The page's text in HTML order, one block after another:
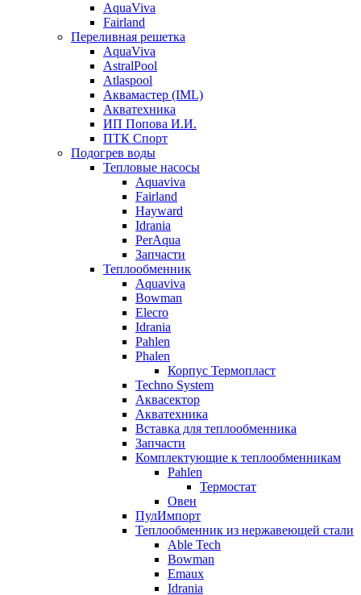
AquaViva
Fairland
Переливная решетка
AquaViva
AstralPool
Atlaspool
Аквамастер (IML)
Акватехника
ИП Попова И.И.
ПТК Спорт
Подогрев воды
Тепловые насосы
Aquaviva
Fairland
Hayward
Idrania
PerAqua
Запчасти
Теплообменник
Aquaviva
Bowman
Elecro
Idrania
Pahlen
Phalen
Корпус Термопласт
Techno System
Аквасектор
Акватехника
Вставка для теплообменника
Запчасти
Комплектующие к теплообменникам
Pahlen
Термостат
Овен
ПулИмпорт
Теплообменник из нержавеющей стали
Able Tech
Bowman
Emaux
Idrania